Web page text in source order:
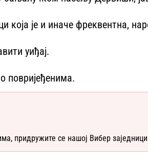
која је и иначе фреквентна,
уиђај.
повријеђенима.
придружите се нашој Вибер